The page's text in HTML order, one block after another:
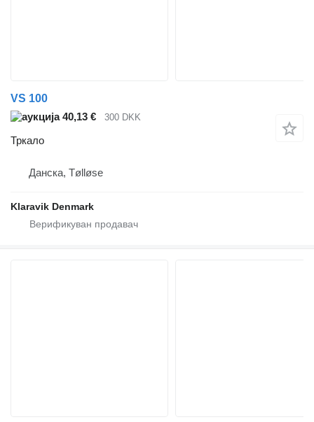
VS 100
40,13 €
300 DKK
Тркало
Данска, Tølløse
Klaravik Denmark